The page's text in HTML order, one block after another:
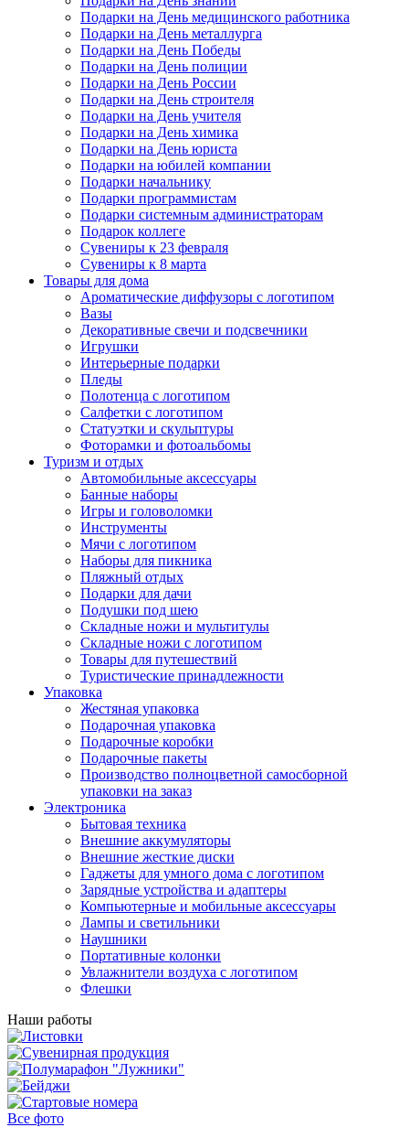
Подарки на День медицинского работника
Подарки на День металлурга
Подарки на День Победы
Подарки на День полиции
Подарки на День России
Подарки на День строителя
Подарки на День учителя
Подарки на День химика
Подарки на День юриста
Подарки на юбилей компании
Подарки начальнику
Подарки программистам
Подарки системным администраторам
Подарок коллеге
Сувениры к 23 февраля
Сувениры к 8 марта
Товары для дома
Ароматические диффузоры с логотипом
Вазы
Декоративные свечи и подсвечники
Игрушки
Интерьерные подарки
Пледы
Полотенца с логотипом
Салфетки с логотипом
Статуэтки и скульптуры
Фоторамки и фотоальбомы
Туризм и отдых
Автомобильные аксессуары
Банные наборы
Игры и головоломки
Инструменты
Мячи с логотипом
Наборы для пикника
Пляжный отдых
Подарки для дачи
Подушки под шею
Складные ножи и мультитулы
Складные ножи с логотипом
Товары для путешествий
Туристические принадлежности
Упаковка
Жестяная упаковка
Подарочная упаковка
Подарочные коробки
Подарочные пакеты
Производство полноцветной самосборной
упаковки на заказ
Электроника
Бытовая техника
Внешние аккумуляторы
Внешние жесткие диски
Гаджеты для умного дома с логотипом
Зарядные устройства и адаптеры
Компьютерные и мобильные аксессуары
Лампы и светильники
Наушники
Портативные колонки
Увлажнители воздуха с логотипом
Флешки
Наши работы
Все фото